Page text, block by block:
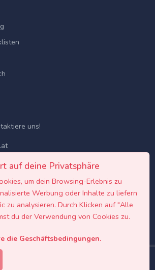
uns!
auf deine Privatsphäre
um dein Browsing-Erlebnis zu
Werbung oder Inhalte zu liefern
zu analysieren. Durch Klicken auf "Alle
du der Verwendung von Cookies zu.
die Geschäftsbedingungen.